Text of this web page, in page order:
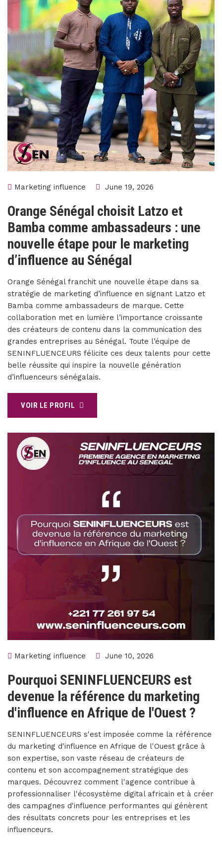
Marketing influence June 19, 2026
Orange Sénégal choisit Latzo et
Bamba comme ambassadeurs : une
nouvelle étape pour le marketing
d’influence au Sénégal
Orange Sénégal franchit une nouvelle étape dans sa
stratégie de marketing d’influence en signant Latzo et
Bamba comme ambassadeurs de marque. Cette
collaboration met en lumière l’importance croissante
des créateurs de contenu dans la communication des
grandes entreprises au Sénégal. Toute l’équipe de
SENINFLUENCEURS félicite ces deux talents pour cette
belle réussite qui inspire la nouvelle génération
d’influenceurs sénégalais.
VOIR LE PROFIL
Marketing influence June 10, 2026
Pourquoi SENINFLUENCEURS est
devenue la référence du marketing
d'influence en Afrique de l'Ouest ?
SENINFLUENCEURS s'est imposée comme la référence
du marketing d'influence en Afrique de l'Ouest grâce à
son expertise, son vaste réseau de créateurs de
contenu et son accompagnement stratégique des
marques. Découvrez comment l'agence contribue à
professionnaliser l'écosystème digital africain et à créer
des campagnes d'influence performantes qui génèrent
des résultats concrets pour les entreprises et les
influenceurs.